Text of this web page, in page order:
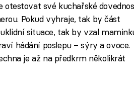
otestovat své kuchařské
Pokud vyhraje, tak by část
situace, tak by vzal
hádání poslepu – sýry a ovoce.
je až na předkrm několikrát